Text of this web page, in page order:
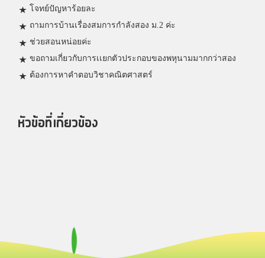
โจทย์ปัญหาร้อยละ
ถามการบ้านเรื่องสมการกำลังสอง ม.2 ค่ะ
ช่วยสอนหน่อยค่ะ
ขอถามเกี่ยวกับการเเยกตัวประกอบของพหุนามมากกว่าสอง
ต้องการหาคำตอบวิชาคณิตศาสตร์
หัวข้อที่เกี่ยวข้อง